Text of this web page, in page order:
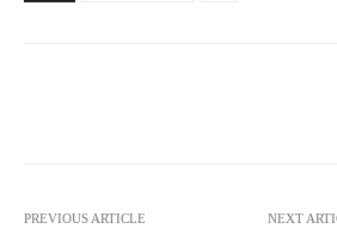
PREVIOUS ARTICLE NEXT